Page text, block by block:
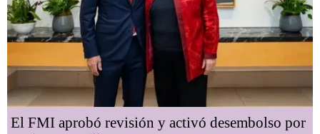
El FMI aprobó revisión y activó desembolso por